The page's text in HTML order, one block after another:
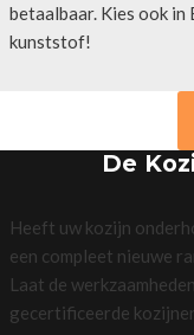
betaalbaar. Kies ook in
kunststof!
De
Heeft uw kozijn
een compleet nieuwe
Laat de
gecertificeerde